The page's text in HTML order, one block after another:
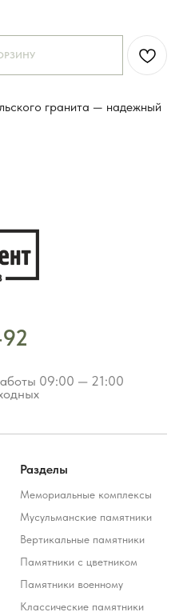
гранита — надежный
Разделы
Мемориальные комплексы
Мусульманские памятники
Вертикальные памятники
Памятники с цветником
Памятники военному
Классические памятники